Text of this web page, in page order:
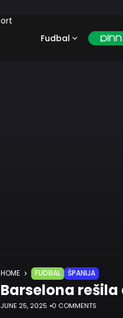
Fudbal
HOME FUDBAL ŠPANIJA
Barselona
JUNE 25, 2025 0 COMMENTS